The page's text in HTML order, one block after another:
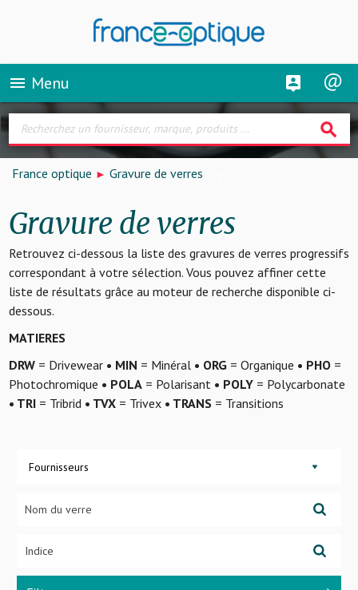
menu Menu
search
France optique Gravure de verres
Gravure de verres
Retrouvez ci-dessous la liste des gravures de verres progressifs
correspondant à votre sélection. Vous pouvez affiner cette
liste de résultats grâce au moteur de recherche disponible ci-
dessous.
MATIERES
DRW= Drivewear • MIN = Minéral • ORG= Organique • PHO=
Photochromique • POLA= Polarisant • POLY= Polycarbonate
• TRI= Tribrid • TVX= Trivex • TRANS= Transitions
Fournisseurs